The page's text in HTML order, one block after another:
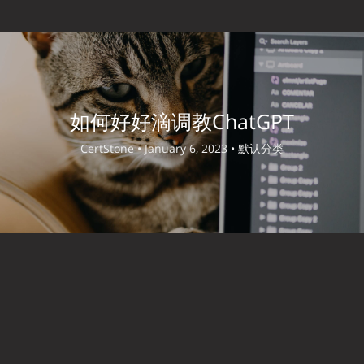
如何好好滴调教ChatGPT
CertStone •January 6, 2023 • 默认分类